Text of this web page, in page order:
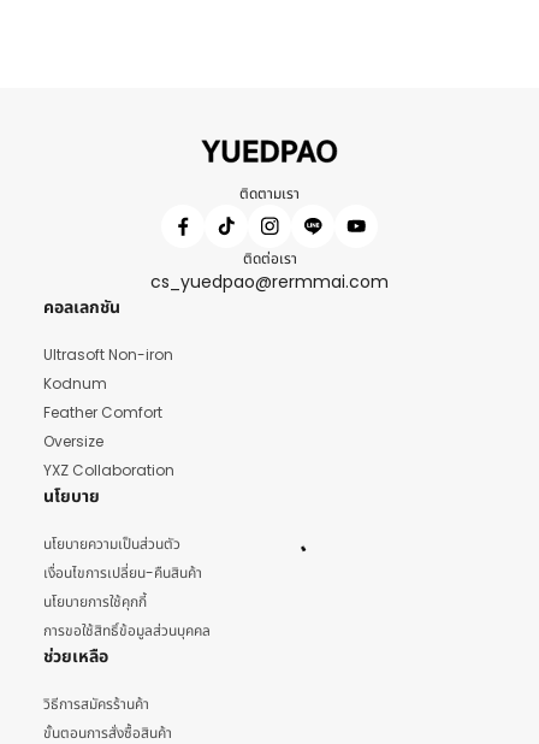
ติดตามเรา
ติดต่อเรา
cs_yuedpao@rermmai.com
คอลเลกชัน
Ultrasoft Non-iron
Kodnum
Feather Comfort
Oversize
YXZ Collaboration
นโยบาย
นโยบายความเป็นส่วนตัว
เงื่อนไขการเปลี่ยน-คืนสินค้า
นโยบายการใช้คุกกี้
การขอใช้สิทธิ์ข้อมูลส่วนบุคคล
ช่วยเหลือ
วิธีการสมัครร้านค้า
ขั้นตอนการสั่งซื้อสินค้า